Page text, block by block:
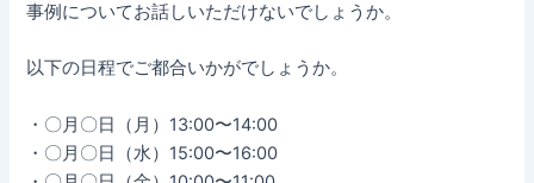
事例についてお話しいただけないでしょうか。
以下の日程でご都合いかがでしょうか。
・〇月〇日（月）13:00〜14:00
・〇月〇日（水）15:00〜16:00